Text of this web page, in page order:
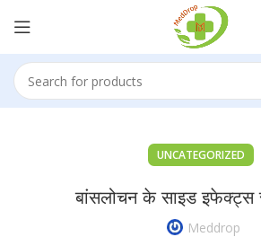
UNCATEGORIZED
बांसलोचन के साइड इफेक्ट्स
Meddrop